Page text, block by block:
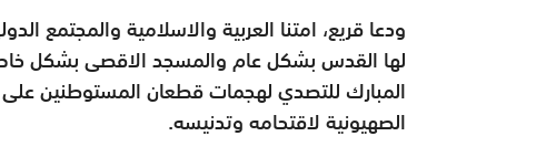
ودعا قريع، امتنا العربية والاسلامية
لها القدس بشكل عام والمسجد الاقصى بشكل
المبارك للتصدي لهجمات قطعان المستوطنين
الصهيونية لاقتحامه وتدنيسه.